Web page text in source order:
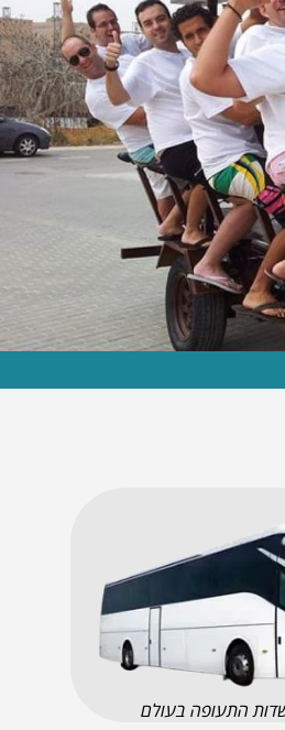
התעופה בעולם